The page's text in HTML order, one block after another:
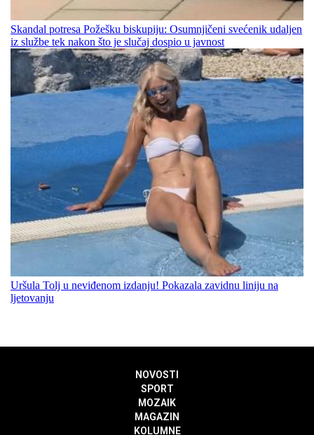
Skandal potresa Požešku biskupiju: Osumnjičeni svećenik udaljen
iz službe tek nakon što je slučaj dospio u javnost
Uršula Tolj u neviđenom izdanju! Pokazala zavidnu liniju na
ljetovanju
NOVOSTI
SPORT
MOZAIK
MAGAZIN
KOLUMNE